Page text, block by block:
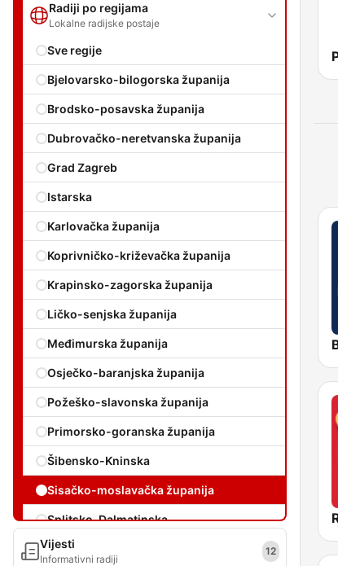
Radiji po regijama
Lokalne radijske postaje
Sve regije
Bjelovarsko-bilogorska županija
Brodsko-posavska županija
Dubrovačko-neretvanska županija
Grad Zagreb
Istarska
Karlovačka županija
Koprivničko-križevačka županija
Krapinsko-zagorska županija
Ličko-senjska županija
Međimurska županija
Osječko-baranjska županija
Požeško-slavonska županija
Primorsko-goranska županija
Šibensko-Kninska
Sisačko-moslavačka županija
Splitsko-Dalmatinska
Varaždinska županija
Vijesti
Informativni radiji
12